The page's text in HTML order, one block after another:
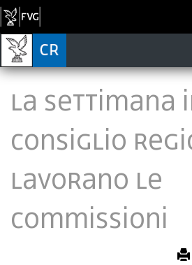
La settimana
Consiglio
lavorano le
Commissioni